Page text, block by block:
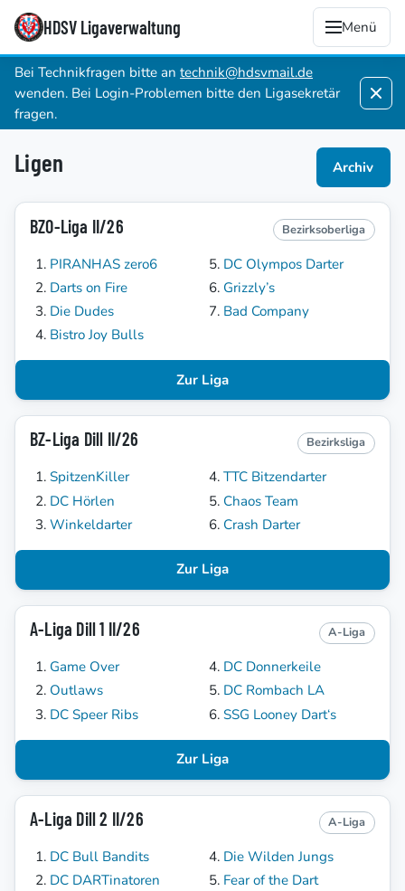
HDSV Ligaverwaltung Menü
Bei Technikfragen bitte an technik@hdsvmail.de
wenden. Bei Login-Problemen bitte den Ligasekretär
fragen.
Ligen Archiv
BZO-Liga II/26 Bezirksoberliga
PIRANHAS zero6
Darts on Fire
Die Dudes
Bistro Joy Bulls
DC Olympos Darter
Grizzly’s
Bad Company
Zur Liga
BZ-Liga Dill II/26 Bezirksliga
SpitzenKiller
DC Hörlen
Winkeldarter
TTC Bitzendarter
Chaos Team
Crash Darter
Zur Liga
A-Liga Dill 1 II/26 A-Liga
Game Over
Outlaws
DC Speer Ribs
DC Donnerkeile
DC Rombach LA
SSG Looney Dart‘s
Zur Liga
A-Liga Dill 2 II/26 A-Liga
DC Bull Bandits
DC DARTinatoren
Die Wilden Jungs
Fear of the Dart